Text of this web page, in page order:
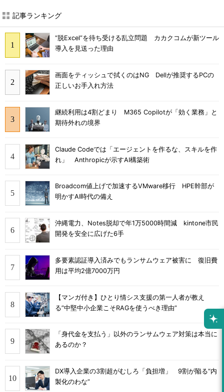
記事ランキング
“脱Excel”を待ち受ける乱立問題 カカクコムが新ツール
導入を見送った理由
画面をティッシュで拭くのはNG Dellが推奨するPCの
正しいお手入れ方法
継続利用は4割どまり M365 Copilotが「効く業務」と
期待外れの境界
Claude Codeでは「エージェントを作るな、スキルを作
れ」 Anthropicが示すAI構築術
Broadcom値上げで加速するVMware移行 HPE幹部が
明かすAI時代の備え
沖縄電力、Notes脱却で年1万5000時間減 kintone市民
開発を安全に広げた6手
多要素認証導入済みでもランサムウェア被害に 復旧費
用は平均2億7000万円
【マンガ付き】ひとり情シス支援の第一人者が教え
る”中堅中小企業こそRAGを使うべき理由”
「身代金を支払う」以外のランサムウェア対策は本当に
あるのか？
DX導入企業の3割超がむしろ「負担増」 9割が陥る“内
製化のわな”